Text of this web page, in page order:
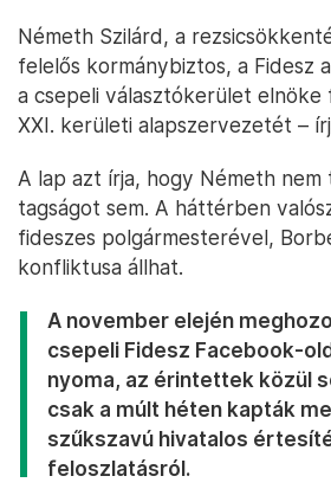
Németh Szilárd, a
felelős kormánybiztos, a Fidesz
a csepeli választókerület
XXI. kerületi alapszervezetét –
A lap azt írja, hogy Németh
tagságot sem. A háttérben
fideszes polgármesterével,
konfliktusa állhat.
A november elején
csepeli Fidesz Facebook-
nyoma, az érintettek közül
csak a múlt héten kapták
szűkszavú hivatalos
feloszlatásról.